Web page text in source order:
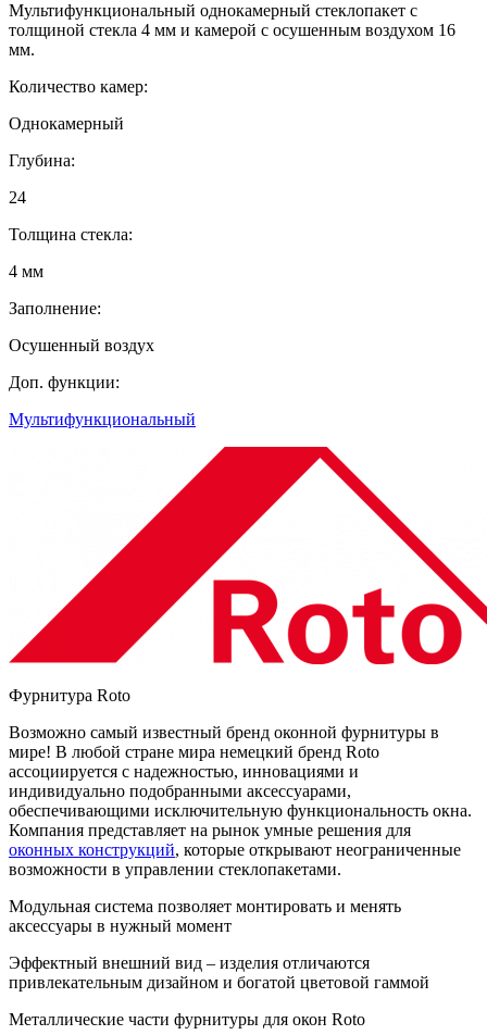
Мультифункциональный однокамерный стеклопакет с
толщиной стекла 4 мм и камерой с осушенным воздухом 16
мм.
Количество камер:
Однокамерный
Глубина:
24
Толщина стекла:
4 мм
Заполнение:
Осушенный воздух
Доп. функции:
Мультифункциональный
Фурнитура Roto
Возможно самый известный бренд оконной фурнитуры в
мире! В любой стране мира немецкий бренд Roto
ассоциируется с надежностью, инновациями и
индивидуально подобранными аксессуарами,
обеспечивающими исключительную функциональность окна.
Компания представляет на рынок умные решения для
оконных конструкций, которые открывают неограниченные
возможности в управлении стеклопакетами.
Модульная система позволяет монтировать и менять
аксессуары в нужный момент
Эффектный внешний вид – изделия отличаются
привлекательным дизайном и богатой цветовой гаммой
Металлические части фурнитуры для окон Roto